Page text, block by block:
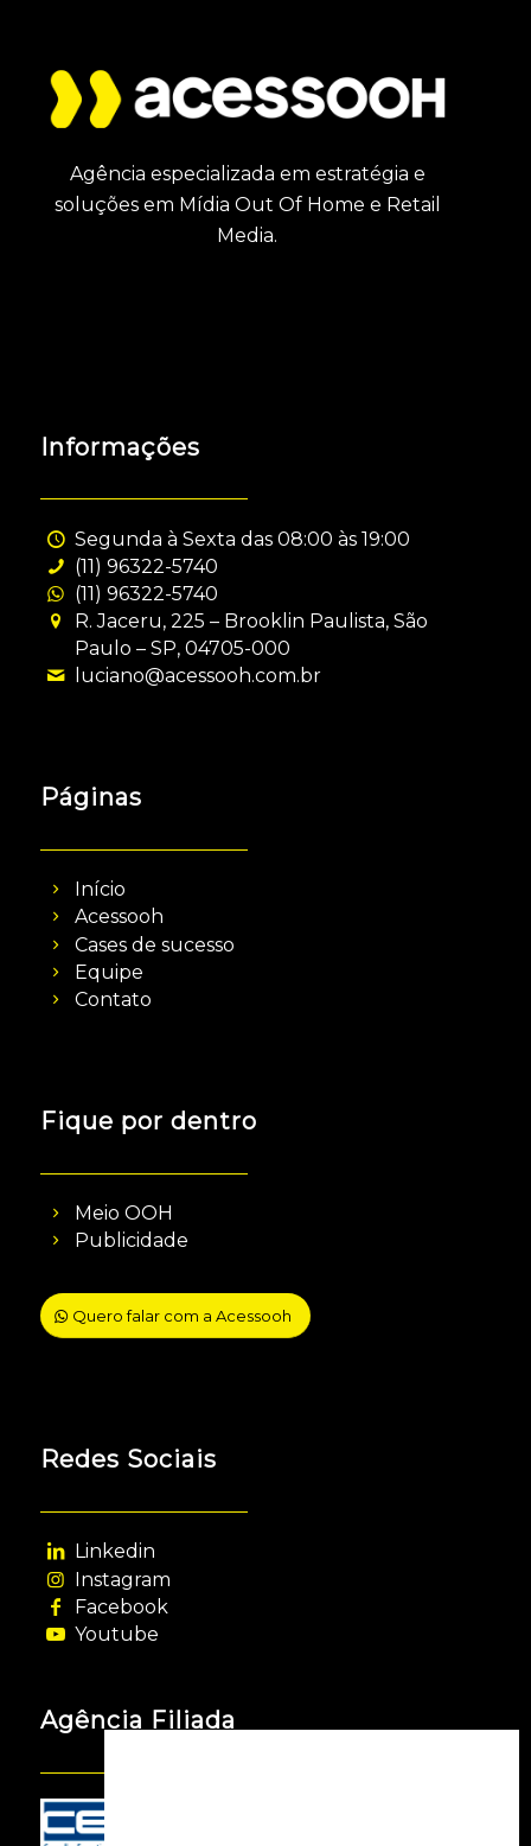
Agência especializada em estratégia e
soluções em Mídia Out Of Home e Retail
Media.
Informações
Segunda à Sexta das 08:00 às 19:00
(11) 96322-5740
(11) 96322-5740
R. Jaceru, 225 – Brooklin Paulista, São
Paulo – SP, 04705-000
luciano@acessooh.com.br
Páginas
Início
Acessooh
Cases de sucesso
Equipe
Contato
Fique por dentro
Meio OOH
Publicidade
Quero falar com a Acessooh
Redes Sociais
Linkedin
Instagram
Facebook
Youtube
Agência Filiada